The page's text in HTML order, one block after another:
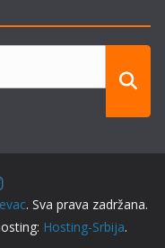
. Sva prava zadržana.
Hosting-Srbija.